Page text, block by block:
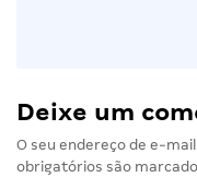
Deixe um
O seu endereço de e-
obrigatórios são